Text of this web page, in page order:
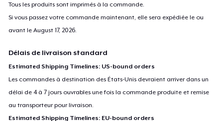
Tous les produits sont imprimés à la commande.
Si vous passez votre commande maintenant, elle sera expédiée le ou
avant leAugust 17, 2026.
Délais de livraison standard
Estimated Shipping Timelines: US-bound orders
Les commandes à destination des États-Unis devraient arriver dans un
délai de 4 à 7 jours ouvrables une fois la commande produite et remise
au transporteur pour livraison.
Estimated Shipping Timelines: EU-bound orders